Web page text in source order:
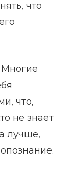
что
Многие
что,
не знает
лучше,